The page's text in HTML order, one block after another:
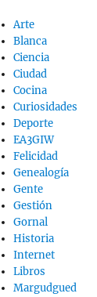
Arte
Blanca
Ciencia
Ciudad
Cocina
Curiosidades
Deporte
EA3GIW
Felicidad
Genealogía
Gente
Gestión
Gornal
Historia
Internet
Libros
Margudgued